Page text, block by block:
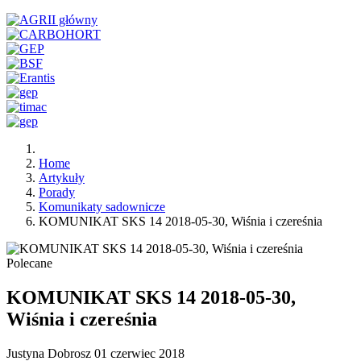
Home
Artykuły
Porady
Komunikaty sadownicze
KOMUNIKAT SKS 14 2018-05-30, Wiśnia i czereśnia
Polecane
KOMUNIKAT SKS 14 2018-05-30,
Wiśnia i czereśnia
Justyna Dobrosz 01 czerwiec 2018